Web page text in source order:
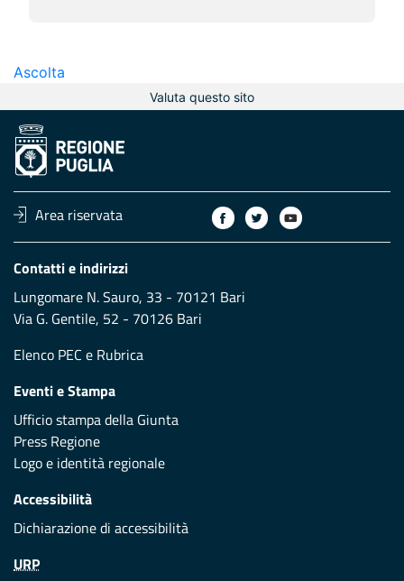
Ascolta
Valuta questo sito
Area riservata
Contatti e indirizzi
Lungomare N. Sauro, 33 - 70121 Bari
Via G. Gentile, 52 - 70126 Bari
Elenco PEC e Rubrica
Eventi e Stampa
Ufficio stampa della Giunta
Press Regione
Logo e identità regionale
Accessibilità
Dichiarazione di accessibilità
URP